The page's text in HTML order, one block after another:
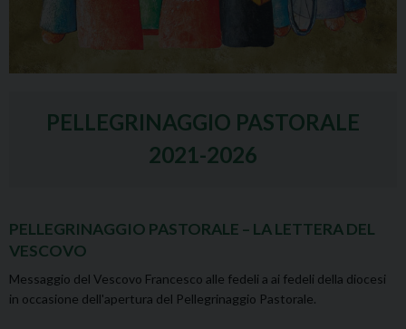
PELLEGRINAGGIO PASTORALE
2021-2026
PELLEGRINAGGIO PASTORALE – LA LETTERA DEL
VESCOVO
Messaggio del Vescovo Francesco alle fedeli a ai fedeli della diocesi
in occasione dell'apertura del Pellegrinaggio Pastorale.